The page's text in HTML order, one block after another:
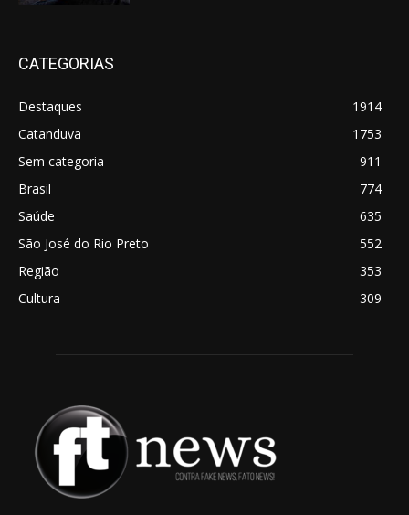
CATEGORIAS
Destaques
1914
Catanduva
1753
Sem categoria
911
Brasil
774
Saúde
635
São José do Rio Preto
552
Região
353
Cultura
309